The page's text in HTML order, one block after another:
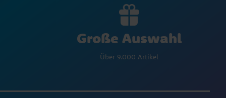
Große Auswahl
Über 9.000 Artikel